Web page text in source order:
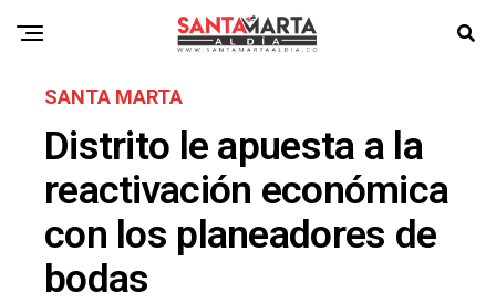
SANTA MARTA
Distrito le apuesta a la
reactivación económica
con los planeadores de
bodas